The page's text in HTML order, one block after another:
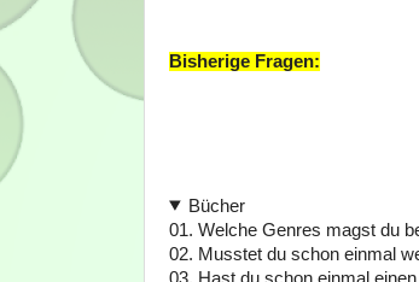
Bisherige Fragen:
Bücher
01. Welche Genres magst du
02. Musstet du schon einmal
03. Hast du schon einmal